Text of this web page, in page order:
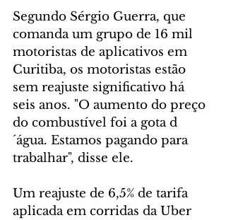
Segundo Sérgio Guerra, que
comanda um grupo de 16 mil
motoristas de aplicativos em
Curitiba, os motoristas estão
sem reajuste significativo há
seis anos. "O aumento do preço
do combustível foi a gota d
´água. Estamos pagando para
trabalhar", disse ele.
Um reajuste de 6,5% de tarifa
aplicada em corridas da Uber